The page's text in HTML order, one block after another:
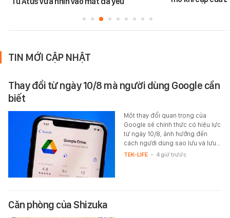
TIN MỚI CẬP NHẬT
Thay đổi từ ngày 10/8 mà người dùng Google cần
biết
Một thay đổi quan trọng của
Google sẽ chính thức có hiệu lực
từ ngày 10/8, ảnh hưởng đến
cách người dùng sao lưu và lưu…
TEK-LIFE - 4 giờ trước
Căn phòng của Shizuka